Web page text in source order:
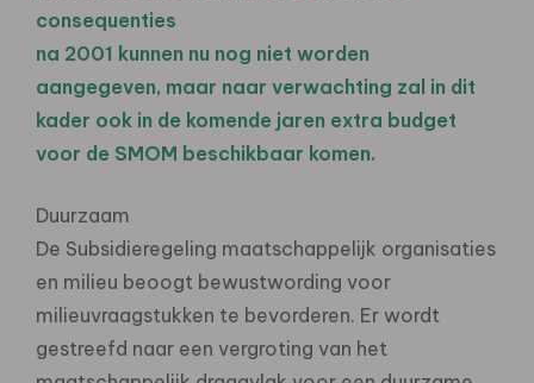
consequenties
na 2001 kunnen nu nog niet worden
aangegeven, maar naar verwachting zal in dit
kader ook in de komende jaren extra budget
voor de SMOM beschikbaar komen.
Duurzaam
De Subsidieregeling maatschappelijk organisaties
en milieu beoogt bewustwording voor
milieuvraagstukken te bevorderen. Er wordt
gestreefd naar een vergroting van het